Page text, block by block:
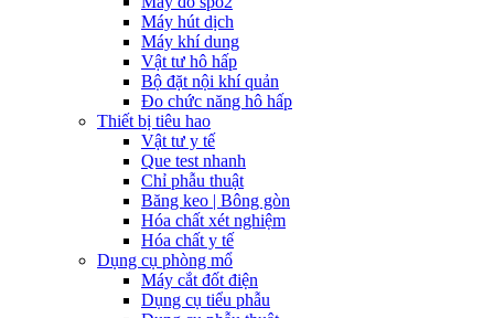
Máy hút dịch
Máy khí dung
Vật tư hô hấp
Bộ đặt nội khí quản
Đo chức năng hô hấp
Thiết bị tiêu hao
Vật tư y tế
Que test nhanh
Chỉ phẫu thuật
Băng keo | Bông gòn
Hóa chất xét nghiệm
Hóa chất y tế
Dụng cụ phòng mổ
Máy cắt đốt điện
Dụng cụ tiểu phẫu